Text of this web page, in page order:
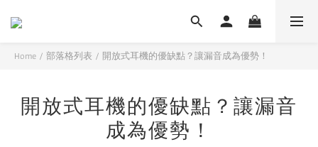
Home / 部落格列表 / 開放式耳機的優缺點？讓漏音成為優勢！
開放式耳機的優缺點？讓漏音
成為優勢！